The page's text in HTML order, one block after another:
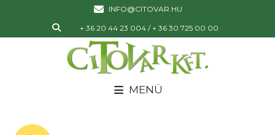
INFO@CITOVAR.HU
+ 36 20 44 23 004 / + 36 30 725 00 00
MENÜ